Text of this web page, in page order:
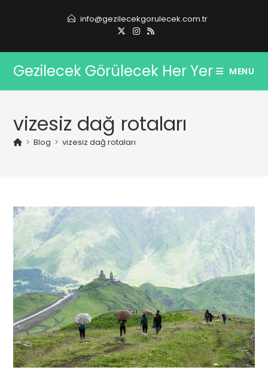
info@gezilecekgorulecek.com.tr
Gezilecek Görülecek Her Yer MENU
vizesiz dağ rotaları
> Blog > vizesiz dağ rotaları